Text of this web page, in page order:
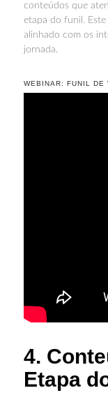
conteúdos que
etapa do funil.
alinhado com os
jornada.
WEBINAR: FUNIL DE
4.
Etapa